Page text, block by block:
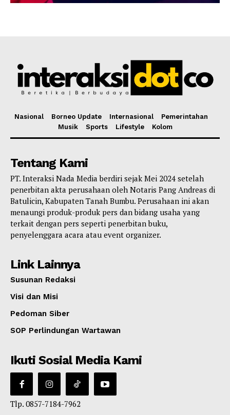
Nasional Borneo Update Internasional
Pemerintahan
Musik
Sports Lifestyle Kolom
Tentang Kami
PT. Interaksi Nada Media berdiri sejak Mei 2024 setelah
penerbitan akta perusahaan oleh Notaris Pang Andreas di
Batulicin, Kabupaten Tanah Bumbu. Perusahaan ini akan
menaungi produk-produk pers dan bidang usaha yang
terkait dengan pers seperti penerbitan buku,
penyelenggara acara atau event organizer.
Link Lainnya
Susunan Redaksi
Visi dan Misi
Pedoman Siber
SOP Perlindungan Wartawan
Ikuti Sosial Media Kami
Tlp. 0857-7184-7962